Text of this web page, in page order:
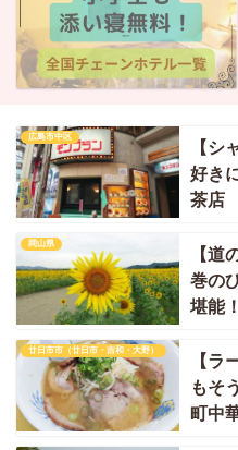
広島市中区
【シ
好き
茶店
岡山県
【道
巻の
堪能！
廿日市市（廿日市・吉和・大野）
【ラ
もそ
町中